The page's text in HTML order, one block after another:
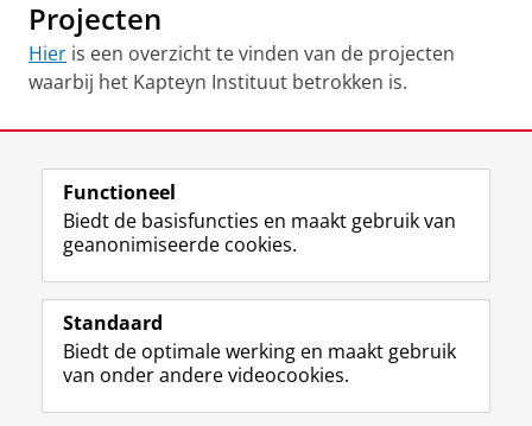
Projecten
Hier is een overzicht te vinden van de projecten
waarbij het Kapteyn Instituut betrokken is.
View this page in:English
Volg de RUG
F
a
e
b
L
i
k
e
R
S
-
f
I
n
t
Y
o
T
Studiekiezers
Functioneel
Biedt de basisfuncties en maakt gebruik van
geanonimiseerde cookies.
Standaard
Biedt de optimale werking en maakt gebruik
van onder andere videocookies.